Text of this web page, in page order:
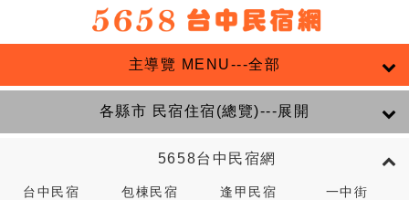
主導覽 MENU---全部
各縣市 民宿住宿(總覽)---展開
5658台中民宿網
台中民宿 包棟民宿 逢甲民宿 一中街